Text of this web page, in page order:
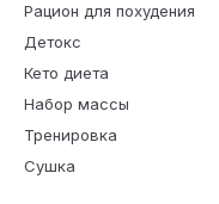
Рацион для похудения
Детокс
Кето диета
Набор массы
Тренировка
Сушка